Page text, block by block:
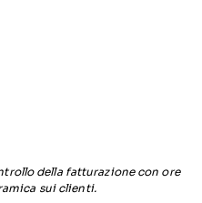
della fatturazione con ore
sui clienti.